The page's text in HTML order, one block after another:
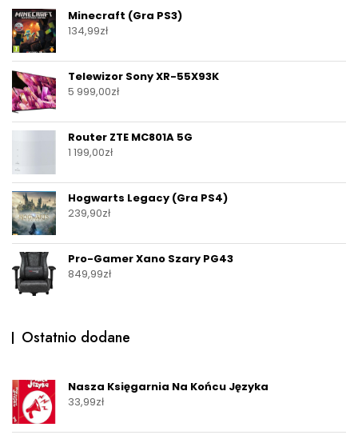
Minecraft (Gra PS3)
134,99zł
Telewizor Sony XR-55X93K
5 999,00zł
Router ZTE MC801A 5G
1 199,00zł
Hogwarts Legacy (Gra PS4)
239,90zł
Pro-Gamer Xano Szary PG43
849,99zł
Ostatnio dodane
Nasza Księgarnia Na Końcu Języka
33,99zł